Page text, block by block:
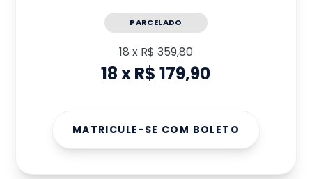
PARCELADO
18xR$ 359,80
18xR$ 179,90
MATRICULE-SE COM BOLETO